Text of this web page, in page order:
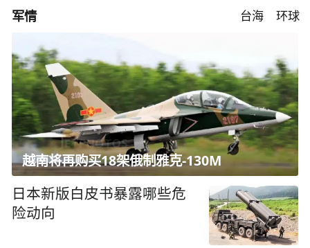
军情 台海 环球
越南将再购买18架俄制雅克-130M
日本新版白皮书暴露哪些危
险动向